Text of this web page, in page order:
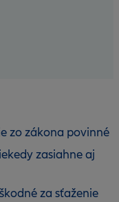
zo zákona povinné
zasiahne aj
za sťaženie